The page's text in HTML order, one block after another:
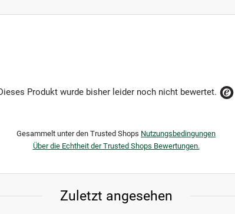
Produkt wurde bisher leider noch nicht bewertet.
Gesammelt unter den Trusted Shops Nutzungsbedingungen
Über die Echtheit der Trusted Shops Bewertungen.
Zuletzt angesehen